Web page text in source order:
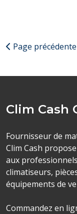
Page précédente
Clim Cash
Fournisseur de
Clim Cash
aux
climatiseurs,
équipements de
Commandez en